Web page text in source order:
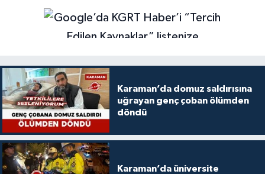
Karaman’da domuz saldırısına
uğrayan genç çoban ölümden
döndü
Karaman’da üniversite